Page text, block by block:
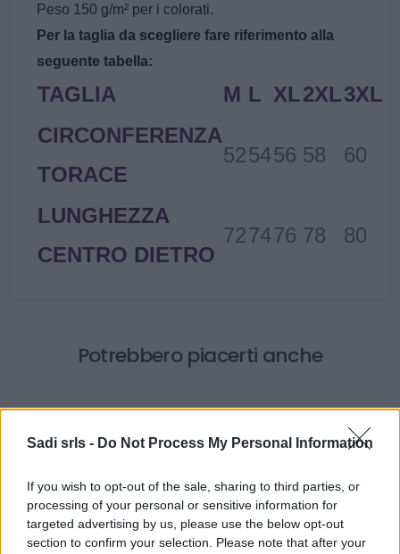
Sadi srls - Do Not Process My Personal Information
If you wish to opt-out of the sale, sharing to third parties, or
processing of your personal or sensitive information for
targeted advertising by us, please use the below opt-out
section to confirm your selection. Please note that after your
Peso 150 g/m² per i colorati.
Per la taglia da scegliere fare riferimento alla
seguente tabella:
TAGLIA M L XL2XL3XL
CIRCONFERENZA
TORACE
525456 58 60
LUNGHEZZA
CENTRO DIETRO
727476 78 80
Potrebbero piacerti anche